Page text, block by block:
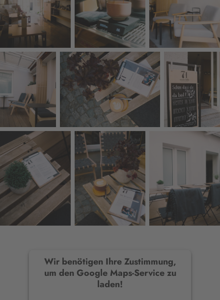
Wir benötigen Ihre Zustimmung,
um den Google Maps-Service zu
laden!